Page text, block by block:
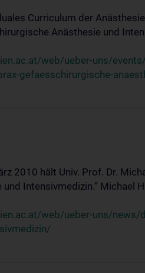
Curriculum der
Anästhesie und
web/ueber-uns/
gefaesschirurgische-
2010 hält Univ. Prof. Dr.
Intensivmedizin.“ Michael
web/ueber-uns/